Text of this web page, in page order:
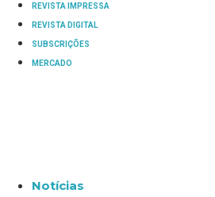
REVISTA IMPRESSA
REVISTA DIGITAL
SUBSCRIÇÕES
MERCADO
Notícias